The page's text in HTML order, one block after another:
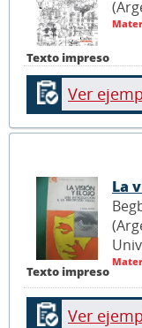
Texto impreso
Ver
Texto impreso
La
Ver